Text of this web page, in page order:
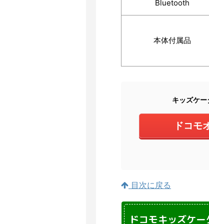
Bluetooth
本体付属品
キッズケ
ドコモ
目次に戻る
ドコモキッズケ